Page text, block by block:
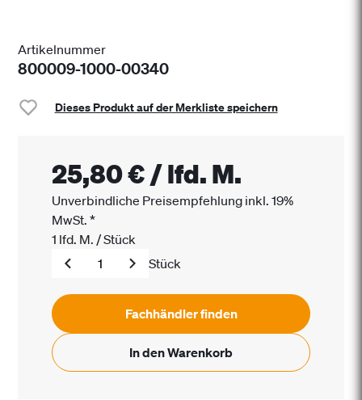
Artikelnummer
800009-1000-00340
Dieses Produkt auf der Merkliste speichern
25,80 €/lfd. M.
Unverbindliche Preisempfehlung inkl. 19%
MwSt. *
1 lfd. M. /Stück
Stück
Fachhändler finden
In den Warenkorb